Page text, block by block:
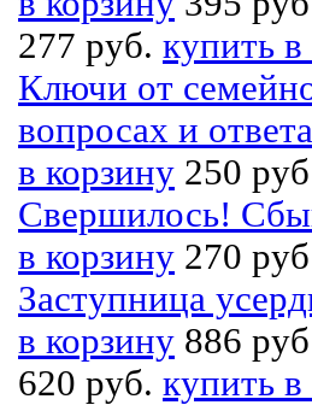
277 руб. купить
Ключи от
вопросах и
в корзину 250
Свершилось!
в корзину 270
Заступница
в корзину 886
620 руб. купить